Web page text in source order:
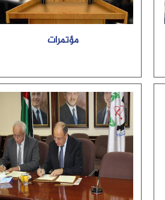
مؤتمرات